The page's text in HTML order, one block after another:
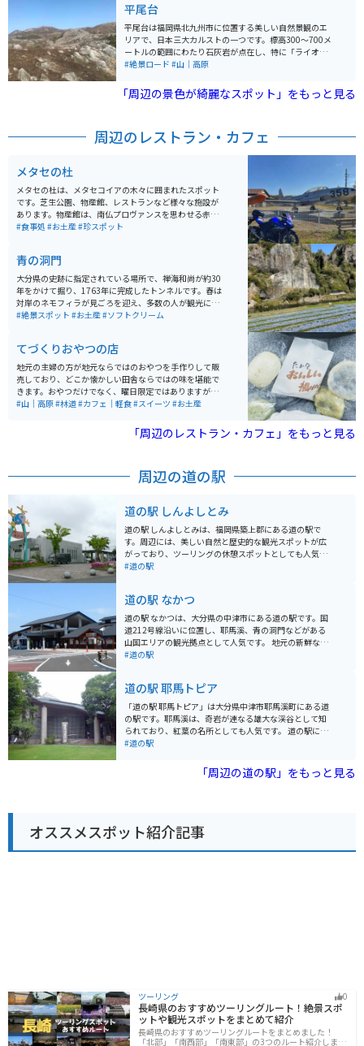
もみじの世界が広がっていて日々の喧騒を忘れることが
できます。
平尾台
平尾台は福岡県北九州市に位置する美しい自然景観のエ
リアで、日本三大カルストの一つです。標高300〜700メ
ートルの範囲にわたり石灰岩が点在し、特に「ライオン
岩」「キス岩」などの変わった形の岩や石灰岩の中から
出会えます​。平尾台はトレッキングコースとしても人気
が高いです。 平尾台の特徴的な景観は、純白の石灰岩と
ングのメッカとして知られています。初心者でもケイビ
キャンプやバンガロー、コテージなどの宿泊施設もあり
ます。ここでは天然石ブレスレット作りを体験すること
もでき、自然の中で1日を過ごすことができます​。
#絶景ロード #山｜高原
「周辺の景色が綺麗なスポット」をもっと見る
周辺のレストラン・カフェ
メタセの杜
メタセの杜は、メタセコイアの木々に囲まれたスポット
です。芝生公園、物産館、レストランなど様々な施設が
あります。物産館は、南仏プロヴァンスを思わせる赤レ
ンガと白を基調とした外観が特徴で、地元で収穫された
しい食事も楽しむことができます。 戦闘機や練習機等も
展示してあります。大型駐車場が完備されており、バイ
クでのアクセスも便利です。「メタセコイア」の林木に
囲まれており、公園等もあるのでツーリング以外でも家
族等で遊びにいくのにも適しています。
#食事処 #お土産#珍スポット
青の洞門
大分県の史跡に指定されている場所で、禅海和尚が約30
年をかけて掘り、1763年に完成したトンネルです。春は
対岸のネモフィラが見ごろを迎え、多数の人が観光に訪
れます。耶馬渓は紅葉で有名な場所なので、特に秋が観
となっています。
#絶景スポット #お土産#ソフトクリーム
てづくりおやつの店
地元の主婦の方が地元ならではのおやつを手作りして販
売しており、どこか懐かしい田舎ならではの味を堪能で
きます。おやつだけでなく、曜日限定ではありますが喫
茶もやっていたり、ハンドメイドの小物等も販売してい
#山｜高原#林道#カフェ｜軽食#スイーツ #お土産
「周辺のレストラン・カフェ」をもっと見る
周辺の道の駅
道の駅 しんよしとみ
道の駅 しんよしとみは、福岡県築上郡にある道の駅で
す。周辺には、美しい自然と歴史的な観光スポットが広
がっており、ツーリングの休憩スポットとしても人気で
す。 道の駅 しんよしとみには、地元の新鮮な野菜や果
わえると評判です。 また、食事処では、地元の食材を使
った料理を楽しむことができます。名物は、豊前海の新
鮮な魚介類を使った海鮮丼です。 バイクに乗っている人
にとっては、道の駅 しんよしとみは、広々とした駐車場
が完備されているので、安心してバイクを停めることが
です。 道の駅 しんよしとみ周辺の観光スポットとして
は、国の重要文化財に指定されている旧藏内邸や、日本
の滝百選に選ばれた「豊前坊の滝」などがあります。
#道の駅
道の駅 なかつ
道の駅 なかつは、大分県の中津市にある道の駅です。国
道212号線沿いに位置し、耶馬溪、青の洞門などがある
山国エリアの観光拠点として人気です。 地元の新鮮な野
菜や果物が並ぶ農産物直売所は、道の駅 なかつ の人気ス
ンでは、地元の食材を使った郷土料理や、名物の耶馬溪
黒豚を使った料理などが楽しめます。 バイクで訪れる際
には、道の駅 なかつの広い駐車場が便利です。耶馬溪ま
では、くねくねとした山道が続くため、休憩場所として
も最適です。耶馬溪は、奇岩が連なる景勝地として知ら
【おすすめポイント】 * 新鮮な地元産の野菜や果物が購
#道の駅
道の駅 耶馬トピア
「道の駅 耶馬トピア」は大分県中津市耶馬溪町にある道
の駅です。耶馬溪は、奇岩が連なる雄大な渓谷として知
られており、紅葉の名所としても人気です。 道の駅に
は、地元の農産物や特産品を販売する直売所、耶馬溪の
ます。レストランでは、名物の猪肉を使った料理や、地
元産の野菜を使った料理を楽しむことができます。 バイ
の洞門や羅漢寺など、自然と歴史を感じられるスポット
を巡ってみましょう。 耶馬溪を訪れた際には、ぜひ「道
の駅 耶馬トピア」に立ち寄ってみてください。地元の
#道の駅
「周辺の道の駅」をもっと見る
オススメスポット紹介記事
ツーリング 0
長崎県のおすすめツーリングルート！絶景スポ
ットや観光スポットをまとめて紹介
長崎県のおすすめツーリングルートをまとめました！
「北部」「南西部」「南東部」の3つのルート紹介しま